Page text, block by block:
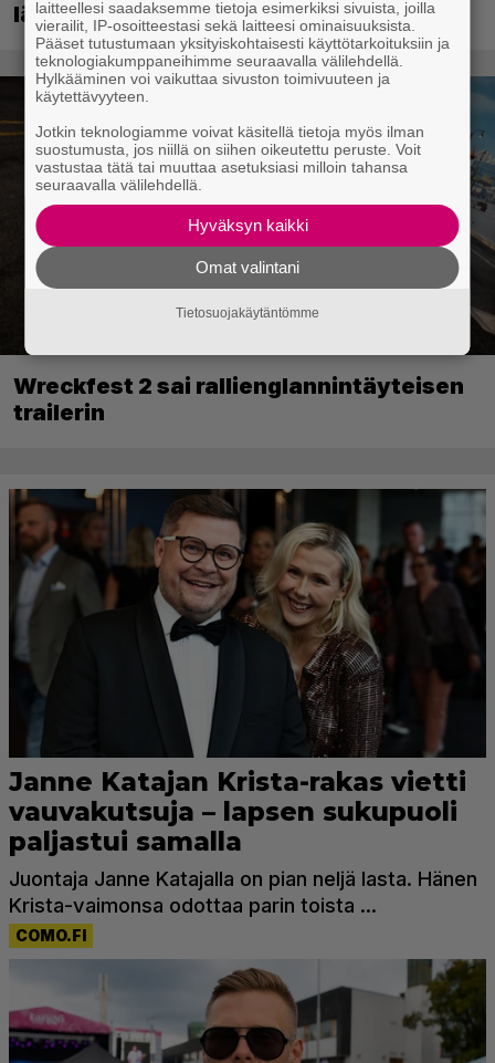
länneneepos rikkoi uuden rajapyykin
Wreckfest 2 sai rallienglannintäyteisen
trailerin
laitteellesi saadaksemme tietoja esimerkiksi sivuista, joilla
vierailit, IP-osoitteestasi sekä laitteesi ominaisuuksista.
Pääset tutustumaan yksityiskohtaisesti käyttötarkoituksiin ja
teknologiakumppaneihimme seuraavalla välilehdellä.
Hylkääminen voi vaikuttaa sivuston toimivuuteen ja
käytettävyyteen.
Jotkin teknologiamme voivat käsitellä tietoja myös ilman
suostumusta, jos niillä on siihen oikeutettu peruste. Voit
vastustaa tätä tai muuttaa asetuksiasi milloin tahansa
seuraavalla välilehdellä.
Hyväksyn kaikki
Omat valintani
Tietosuojakäytäntömme